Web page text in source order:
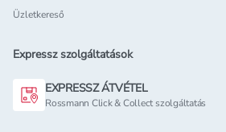
Üzletkereső
Expressz szolgáltatások
EXPRESSZ ÁTVÉTEL
Rossmann Click & Collect szolgáltatás